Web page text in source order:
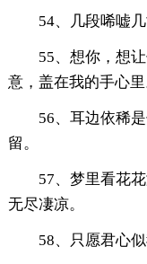
54、几段唏嘘几
55、想你，想让
意，盖在我的手心里
56、耳边依稀是
留。
57、梦里看花花
无尽凄凉。
58、只愿君心似